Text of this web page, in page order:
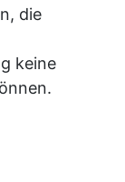
die
keine